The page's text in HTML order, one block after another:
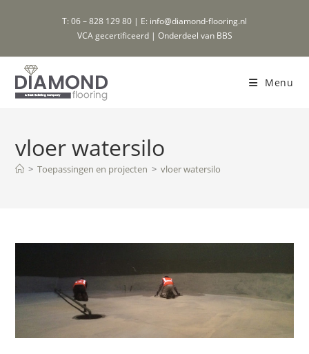
T: 06 – 828 129 80 | E: info@diamond-flooring.nl
VCA gecertificeerd | Onderdeel van BBS
Menu
vloer watersilo
> Toepassingen en projecten > vloer watersilo